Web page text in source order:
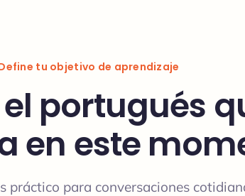
tu objetivo de aprendizaje
portugués
en este
práctico para conversaciones